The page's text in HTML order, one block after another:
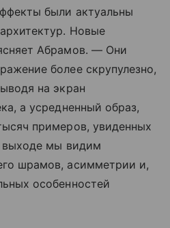
были актуальны
Новые
Абрамов. — Они
более скрупулезно,
на экран
а усредненный образ,
примеров, увиденных
выходе мы видим
шрамов, асимметрии и,
особенностей